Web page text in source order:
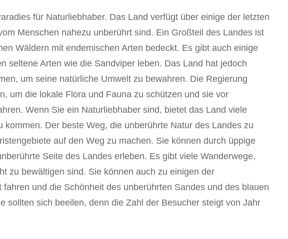
für Naturliebhaber. Das Land verfügt über einige der letzten
Menschen nahezu unberührt sind. Ein Großteil des Landes ist
Wäldern mit endemischen Arten bedeckt. Es gibt auch einige
seltene Arten wie die Sandviper leben. Das Land hat jedoch
um seine natürliche Umwelt zu bewahren. Die Regierung
um die lokale Flora und Fauna zu schützen und sie vor
Wenn Sie ein Naturliebhaber sind, bietet das Land viele
kommen. Der beste Weg, die unberührte Natur des Landes zu
auf den Weg zu machen. Sie können durch üppige
Seite des Landes erleben. Es gibt viele Wanderwege,
zu bewältigen sind. Sie können auch zu einigen der
und die Schönheit des unberührten Sandes und des blauen
sollten sich beeilen, denn die Zahl der Besucher steigt von Jahr